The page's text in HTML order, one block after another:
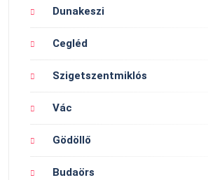
Dunakeszi
Cegléd
Szigetszentmiklós
Vác
Gödöllő
Budaörs